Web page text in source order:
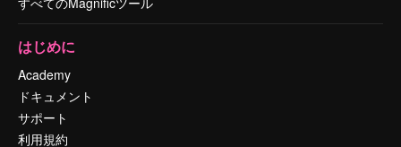
はじめに
Academy
ドキュメント
サポート
利用規約